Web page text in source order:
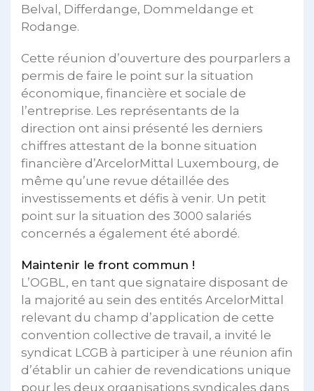
Belval, Differdange, Dommeldange et
Rodange.
Cette réunion d’ouverture des pourparlers a
permis de faire le point sur la situation
économique, financière et sociale de
l’entreprise. Les représentants de la
direction ont ainsi présenté les derniers
chiffres attestant de la bonne situation
financière d’ArcelorMittal Luxembourg, de
même qu’une revue détaillée des
investissements et défis à venir. Un petit
point sur la situation des 3000 salariés
concernés a également été abordé.
Maintenir le front commun !
L’OGBL, en tant que signataire disposant de
la majorité au sein des entités ArcelorMittal
relevant du champ d’application de cette
convention collective de travail, a invité le
syndicat LCGB à participer à une réunion afin
d’établir un cahier de revendications unique
pour les deux organisations syndicales dans